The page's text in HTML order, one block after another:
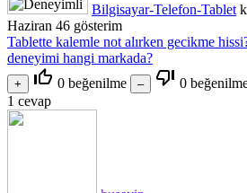
Bilgisayar-Telefon-Tablet
Haziran 46 gösterim
Tablette kalemle not alırken gecikme
deneyimi hangi markada?
thumb_up_off_alt 0 beğenilme thumb_down_off_alt 0
1 cevap